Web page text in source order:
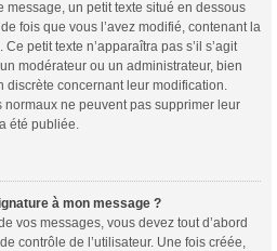
message, un petit texte situé en dessous
fois que vous l’avez modifié, contenant la
petit texte n’apparaîtra pas s’il s’agit
modérateur ou un administrateur, bien
discrète concernant leur modification.
ne peuvent pas supprimer leur
été publiée.
à mon message ?
vos messages, vous devez tout d’abord
contrôle de l’utilisateur. Une fois créée,